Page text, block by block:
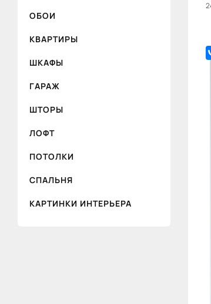
ОБОИ
КВАРТИРЫ
ШКАФЫ
ГАРАЖ
ШТОРЫ
ЛОФТ
ПОТОЛКИ
СПАЛЬНЯ
КАРТИНКИ ИНТЕРЬЕРА